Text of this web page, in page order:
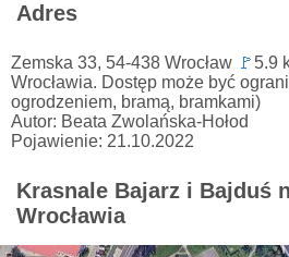
Adres
Zemska 33, 54-438 Wrocław 🚩 5.9
Wrocławia. Dostęp może być
ogrodzeniem, bramą, bramkami)
Autor: Beata Zwolańska-Hołod
Pojawienie: 21.10.2022
Krasnale Bajarz i Bajduś
Wrocławia